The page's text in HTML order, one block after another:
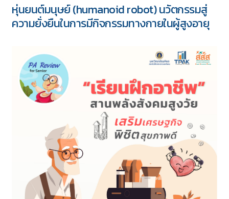
หุ่นยนต์มนุษย์ (humanoid robot) นวัตกรรมสู่
ความยั่งยืนในการมีกิจกรรมทางกายในผู้สูงอายุ